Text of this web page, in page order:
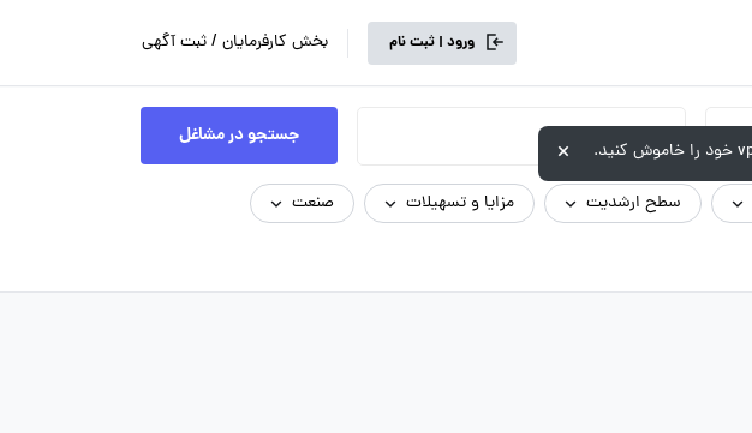
ورود | ثبت نام بخش کارفرمایان / ثبت آگهی
جستجو در مشاغل
سطح ارشدیت مزایا و تسهیلات
صنعت